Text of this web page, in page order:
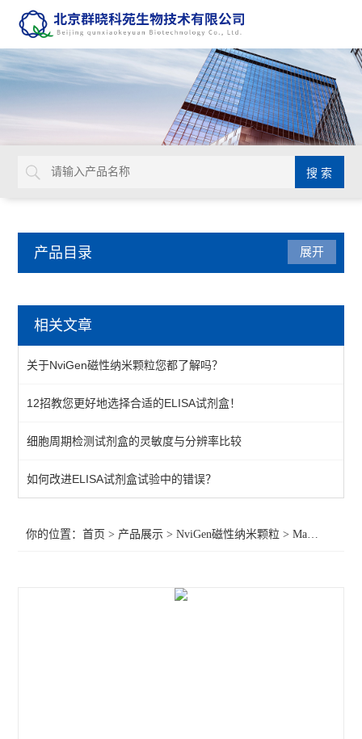
产品目录
MagVigen系列磁性纳米颗粒
MaxVigen系列磁性纳米颗粒
MyQuVigen系列磁性纳米颗粒
AuVigen系列磁性纳米颗粒
AngioGazer系列磁性纳米颗粒
展开
相关文章
关于NviGen磁性纳米颗粒您都了解吗？
12招教您更好地选择合适的ELISA试剂盒！
细胞周期检测试剂盒的灵敏度与分辨率比较
如何改进ELISA试剂盒试验中的错误？
你的位置：首页 > 产品展示 >NviGen磁性纳米颗粒 >MagVigen系列磁性纳米颗粒